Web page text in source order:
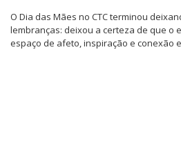
O Dia das Mães no CTC terminou
lembranças: deixou a certeza de que o
espaço de afeto, inspiração e conexão